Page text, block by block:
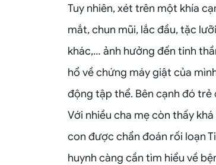
Tuy nhiên, xét trên một khía
mắt, chun mũi, lắc đầu, tặc
khác,… ảnh hưởng đến tinh
hổ về chứng máy giật của
động tập thể. Bên cạnh đó
Với nhiều cha mẹ còn thấy
con được chẩn đoán rối loạn
huynh càng cần tìm hiểu về